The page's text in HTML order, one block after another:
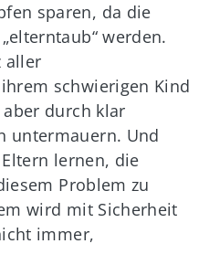
sparen, da die
werden.
aller
schwierigen Kind
durch klar
untermauern. Und
lernen, die
Problem zu
wird mit Sicherheit
immer,